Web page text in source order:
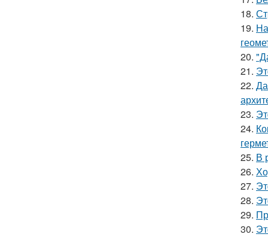
18.
19.
20.
21.
22.
23.
24.
25. В
26.
27.
28.
29.
30.